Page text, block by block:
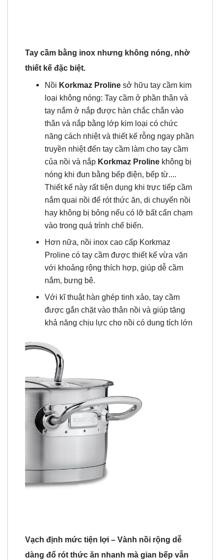
Tay cầm bằng inox nhưng không nóng, nhờ
thiết kế đặc biệt.
Nồi Korkmaz Proline sở hữu tay cầm kim
loại không nóng: Tay cầm ở phần thân và
tay nắm ở nắp được hàn chắc chắn vào
thân và nắp bằng lớp kim loại có chức
năng cách nhiệt và thiết kế rỗng ngay phần
truyền nhiệt đến tay cầm làm cho tay cầm
của nồi và nắp Korkmaz Proline không bị
nóng khi đun bằng bếp điện, bếp từ....
Thiết kế này rất tiện dụng khi trực tiếp cầm
nắm quai nồi để rót thức ăn, di chuyển nồi
hay không bị bỏng nếu có lỡ bất cẩn chạm
vào trong quá trình chế biến.
Hơn nữa, nồi inox cao cấp Korkmaz
Proline có tay cầm được thiết kế vừa vặn
với khoảng rộng thích hợp, giúp dễ cầm
nắm, bưng bê.
Với kĩ thuật hàn ghép tinh xảo, tay cầm
được gắn chặt vào thân nồi và giúp tăng
khả năng chịu lực cho nồi có dung tích lớn
Vạch định mức tiện lợi – Vành nồi rộng dễ
dàng đổ rót thức ăn nhanh mà gian bếp vẫn